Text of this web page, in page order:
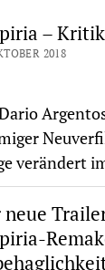
– Kritik
2018
verändert
neue